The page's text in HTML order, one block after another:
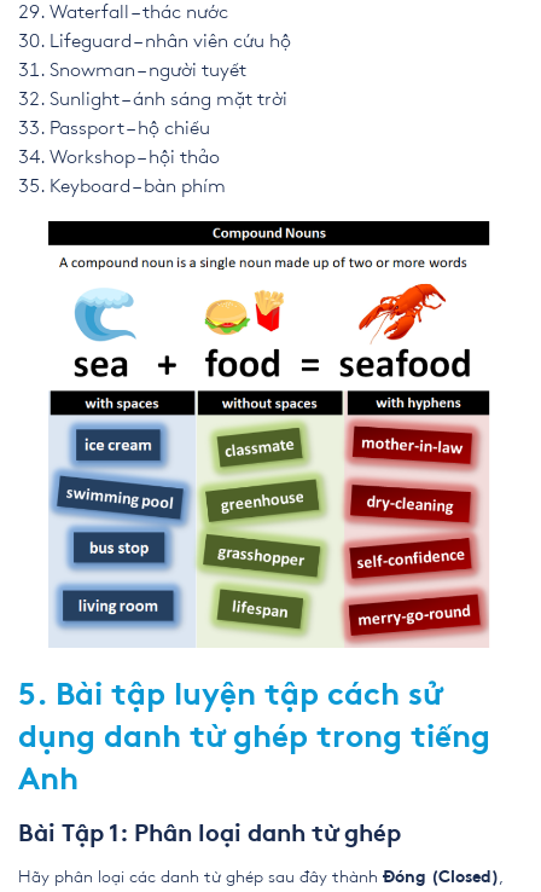
Waterfall – thác nước
Lifeguard – nhân viên cứu hộ
Snowman – người tuyết
Sunlight – ánh sáng mặt trời
Passport – hộ chiếu
Workshop – hội thảo
Keyboard – bàn phím
5. Bài tập luyện tập cách sử
dụng danh từ ghép trong tiếng
Anh
Bài Tập 1: Phân loại danh từ ghép
Hãy phân loại các danh từ ghép sau đây thành Đóng (Closed)